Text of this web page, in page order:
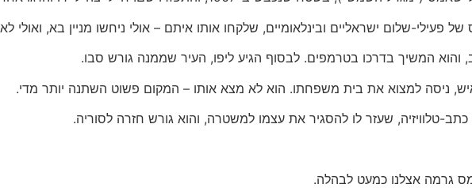
פעילי-שלום ישראליים ובינלאומיים, שלקחו אותו איתם – אולי ניחשו מניין בא, ואולי
והוא המשיך בדרכו בטרמפים. לבסוף הגיע ליפו, העיר שממנה גורש סבו.
ניסה למצוא את בית משפחתו. הוא לא מצא אותו – המקום פשוט השתנה יותר מדי.
טלוויזיה, שעזר לו להסגיר את עצמו למשטרה, והוא גורש חזרה לסוריה.
גרמה אצלנו כמעט לבהלה.